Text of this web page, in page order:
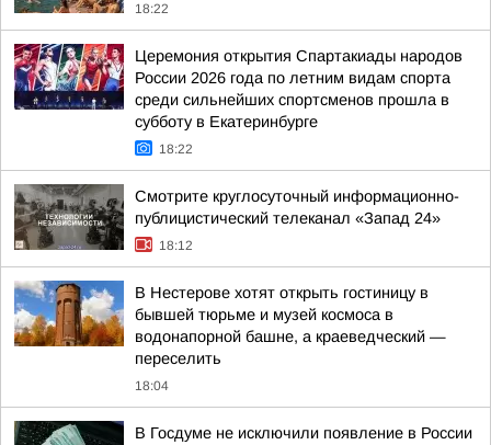
18:22
Церемония открытия Спартакиады народов
России 2026 года по летним видам спорта
среди сильнейших спортсменов прошла в
субботу в Екатеринбурге
18:22
Смотрите круглосуточный информационно-
публицистический телеканал «Запад 24»
18:12
В Нестерове хотят открыть гостиницу в
бывшей тюрьме и музей космоса в
водонапорной башне, а краеведческий —
переселить
18:04
В Госдуме не исключили появление в России